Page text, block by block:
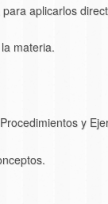
aplicarlos
materia.
y